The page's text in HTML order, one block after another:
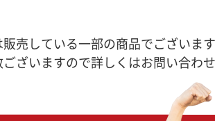
売している一部の商品でございます
ざいますので詳しくはお問い合わせ